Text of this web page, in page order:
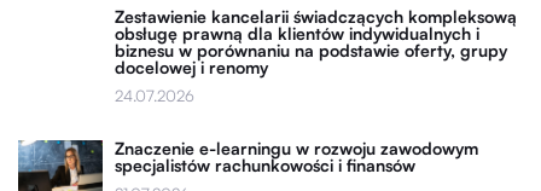
Zestawienie kancelarii świadczących kompleksową
obsługę prawną dla klientów indywidualnych i
biznesu w porównaniu na podstawie oferty, grupy
docelowej i renomy
24.07.2026
Znaczenie e-learningu w rozwoju zawodowym
specjalistów rachunkowości i finansów